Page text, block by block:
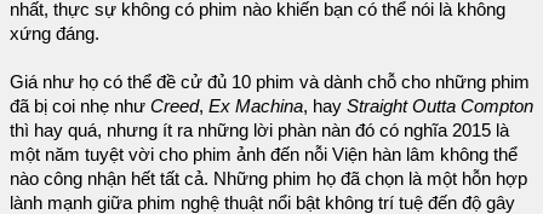
nhất, thực sự không có phim nào khiến bạn có thể nói là không
xứng đáng.
Giá như họ có thể đề cử đủ 10 phim và dành chỗ cho những phim
đã bị coi nhẹ như Creed, Ex Machina, hay Straight Outta Compton
thì hay quá, nhưng ít ra những lời phàn nàn đó có nghĩa 2015 là
một năm tuyệt vời cho phim ảnh đến nỗi Viện hàn lâm không thể
nào công nhận hết tất cả. Những phim họ đã chọn là một hỗn hợp
lành mạnh giữa phim nghệ thuật nổi bật không trí tuệ đến độ gây